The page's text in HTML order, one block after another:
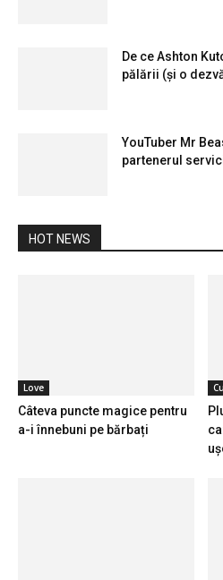
De ce Ashton
pălării (și o
YouTuber Mr
partenerul
HOT NEWS
Love
Câteva puncte magice pentru
a-i înnebuni pe bărbați